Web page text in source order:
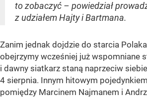
to zobaczyć – powiedział
z udziałem Hajty i Bartmana.
Zanim jednak dojdzie do starcia
obejrzymy wcześniej już wspomniane
i dawny siatkarz staną naprzeciw
4 sierpnia. Innym hitowym
pomiędzy Marcinem Najmanem i